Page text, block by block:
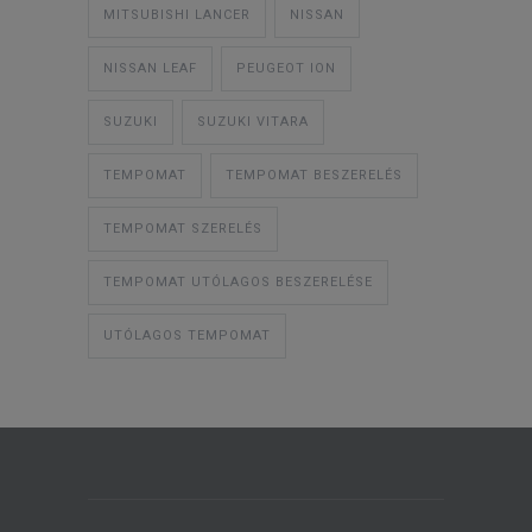
MITSUBISHI LANCER NISSAN
NISSAN LEAF PEUGEOT ION
SUZUKI SUZUKI VITARA
TEMPOMAT TEMPOMAT BESZERELÉS
TEMPOMAT SZERELÉS
TEMPOMAT UTÓLAGOS BESZERELÉSE
UTÓLAGOS TEMPOMAT